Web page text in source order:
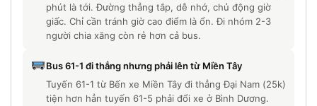
phút là tới. Đường thẳng tắp, dễ nhớ, chủ động giờ
giấc. Chỉ cần tránh giờ cao điểm là ổn. Đi nhóm 2-3
người chia xăng còn rẻ hơn cả bus.
Bus 61-1 đi thẳng nhưng phải lên từ Miền Tây
Tuyến 61-1 từ Bến xe Miền Tây đi thẳng Đại Nam (25k)
tiện hơn hẳn tuyến 61-5 phải đổi xe ở Bình Dương.